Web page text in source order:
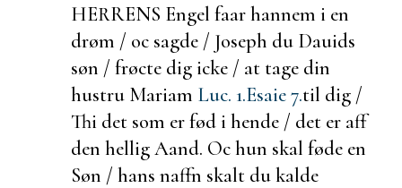
HERRENS Engel faar hannem i en
drøm / oc sagde / Joseph du Dauids
søn / frøcte dig icke / at tage din
hustru Mariam Luc. 1.Esaie 7.til dig /
Thi det som er fød i hende / det er aff
den hellig Aand. Oc hun skal føde en
Søn / hans naffn skalt du kalde